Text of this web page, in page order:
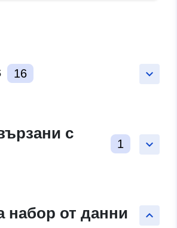
keyboard_arrow_down
16
keyboard_arrow_down
с
1
keyboard_arrow_up
набор от данни